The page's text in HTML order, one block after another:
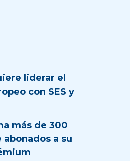
liderar el
con SES y
más de 300
a su